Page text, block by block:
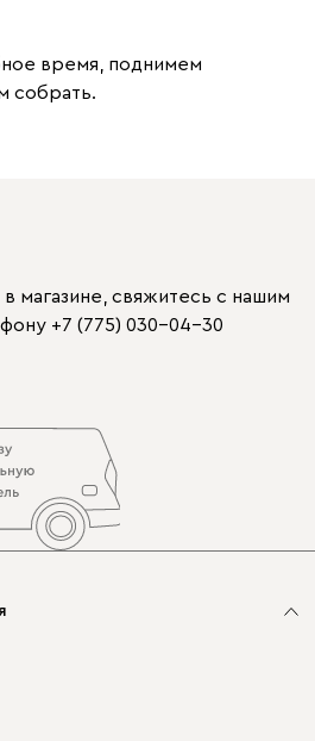
время, поднимем
собрать.
магазине, свяжитесь с нашим
+7 (775) 030-04-30